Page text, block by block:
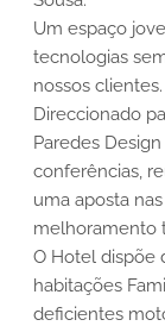
Um espaço
tecnologias
nossos clientes.
Direccionado
Paredes
conferências,
uma aposta
melhoramento
O Hotel dispõe
habitações
deficientes